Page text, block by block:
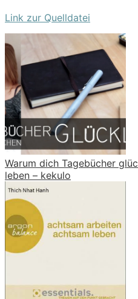
Link zur Quelldatei
Warum dich Tagebücher
leben – kekulo